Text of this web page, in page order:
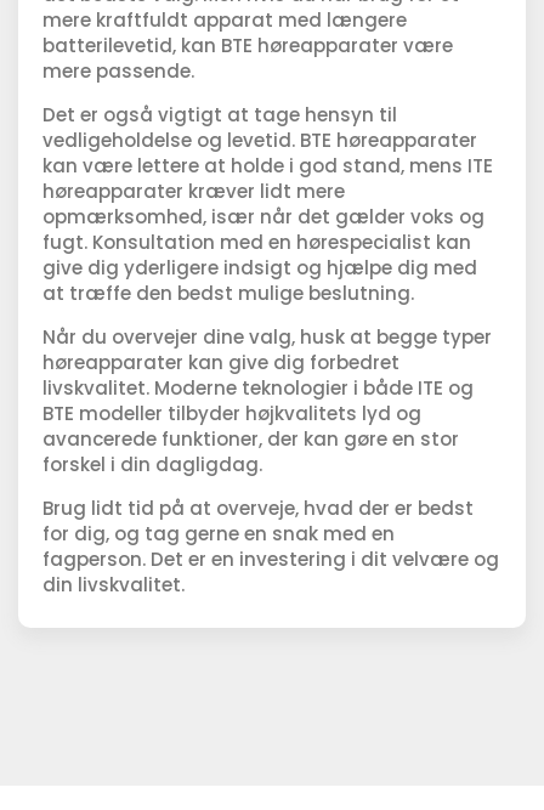
mere kraftfuldt apparat med længere
batterilevetid, kan BTE høreapparater være
mere passende.
Det er også vigtigt at tage hensyn til
vedligeholdelse og levetid. BTE høreapparater
kan være lettere at holde i god stand, mens ITE
høreapparater kræver lidt mere
opmærksomhed, især når det gælder voks og
fugt. Konsultation med en hørespecialist kan
give dig yderligere indsigt og hjælpe dig med
at træffe den bedst mulige beslutning.
Når du overvejer dine valg, husk at begge typer
høreapparater kan give dig forbedret
livskvalitet. Moderne teknologier i både ITE og
BTE modeller tilbyder højkvalitets lyd og
avancerede funktioner, der kan gøre en stor
forskel i din dagligdag.
Brug lidt tid på at overveje, hvad der er bedst
for dig, og tag gerne en snak med en
fagperson. Det er en investering i dit velvære og
din livskvalitet.